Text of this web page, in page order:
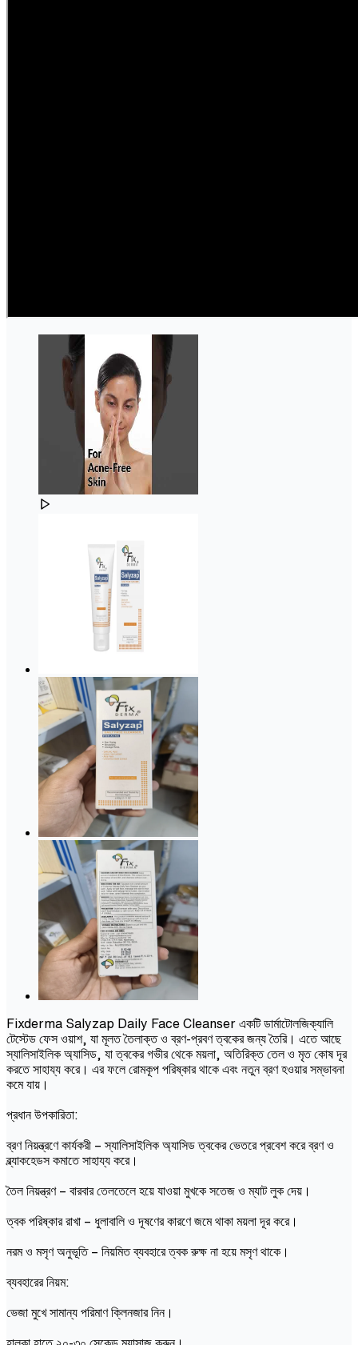
Fixderma Salyzap Daily Face Cleanser একটি ডার্মাটোলজিক্যালি
টেস্টেড ফেস ওয়াশ, যা মূলত তৈলাক্ত ও ব্রণ-প্রবণ ত্বকের জন্য তৈরি। এতে আছে
স্যালিসাইলিক অ্যাসিড, যা ত্বকের গভীর থেকে ময়লা, অতিরিক্ত তেল ও মৃত কোষ দূর
করতে সাহায্য করে। এর ফলে রোমকূপ পরিষ্কার থাকে এবং নতুন ব্রণ হওয়ার সম্ভাবনা
কমে যায়।
প্রধান উপকারিতা:
ব্রণ নিয়ন্ত্রণে কার্যকরী – স্যালিসাইলিক অ্যাসিড ত্বকের ভেতরে প্রবেশ করে ব্রণ ও
ব্ল্যাকহেডস কমাতে সাহায্য করে।
তৈল নিয়ন্ত্রণ – বারবার তেলতেলে হয়ে যাওয়া মুখকে সতেজ ও ম্যাট লুক দেয়।
ত্বক পরিষ্কার রাখা – ধুলাবালি ও দূষণের কারণে জমে থাকা ময়লা দূর করে।
নরম ও মসৃণ অনুভূতি – নিয়মিত ব্যবহারে ত্বক রুক্ষ না হয়ে মসৃণ থাকে।
ব্যবহারের নিয়ম:
ভেজা মুখে সামান্য পরিমাণ ক্লিনজার নিন।
হালকা হাতে ২০-৩০ সেকেন্ড ম্যাসাজ করুন।